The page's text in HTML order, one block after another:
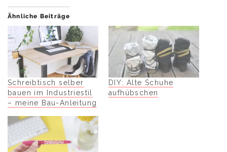
Ähnliche Beiträge
Schreibtisch selber
bauen im Industriestil
– meine Bau-Anleitung
DIY: Alte Schuhe
aufhübschen